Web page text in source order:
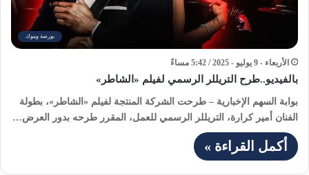
بورصة وبنوك
الأربعاء - 9 يوليو - 2025 / 5:42 مساءً
بالفيديو..طرح التريللر الرسمي لفيلم «الشاطر»
بوابة السهم الإخبارية – طرحت الشركة المنتجة لفيلم «الشاطر»، بطولة
الفنان أمير كرارة، التريللر الرسمي للعمل، المقرر طرحه بدور العرض…
أكمل القراءة »